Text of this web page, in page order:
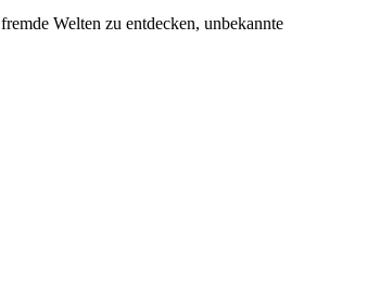
Welten zu entdecken, unbekannte